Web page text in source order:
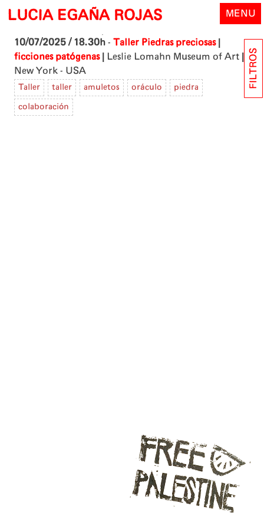
Skip
content
LUCIA EGAÑA ROJAS MENU
10/07/2025 / 18.30h - Taller Piedras preciosas
ficciones patógenas Leslie Lomahn Museum of Art
New York - USA
Taller taller amuletos oráculo piedra
colaboración
FILTROS